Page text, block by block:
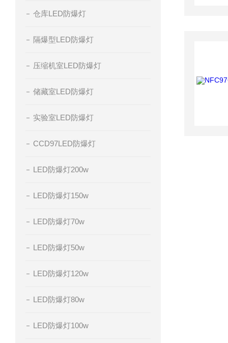
仓库LED防爆灯
隔爆型LED防爆灯
压缩机室LED防爆灯
储藏室LED防爆灯
实验室LED防爆灯
CCD97LED防爆灯
LED防爆灯200w
LED防爆灯150w
LED防爆灯70w
LED防爆灯50w
LED防爆灯120w
LED防爆灯80w
LED防爆灯100w